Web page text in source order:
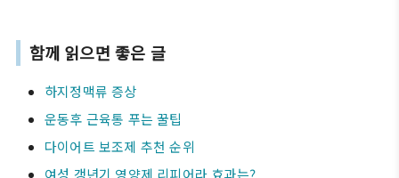
함께 읽으면 좋은 글
하지정맥류 증상
운동후 근육통 푸는 꿀팁
다이어트 보조제 추천 순위
여성 갱년기 영양제 리피어라 효과는?